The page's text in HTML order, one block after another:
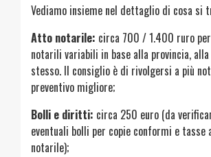
Vediamo insieme nel dettaglio di cosa si
Atto notarile: circa 700 / 1.400 ruro
notarili variabili in base alla provincia,
stesso. Il consiglio è di rivolgersi a più
preventivo migliore;
Bolli e diritti: circa 250 euro (da
eventuali bolli per copie conformi e tasse
notarile);